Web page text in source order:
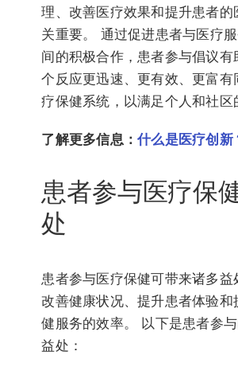
理、改善医疗效果和提升患者的
关重要。 通过促进患者与医疗
间的积极合作，患者参与倡议有
个反应更迅速、更有效、更富有
疗保健系统，以满足个人和社区
了解更多信息：什么是医疗创新
患者参与医疗保
处
患者参与医疗保健可带来诸多益
改善健康状况、提升患者体验和
健服务的效率。 以下是患者参
益处：